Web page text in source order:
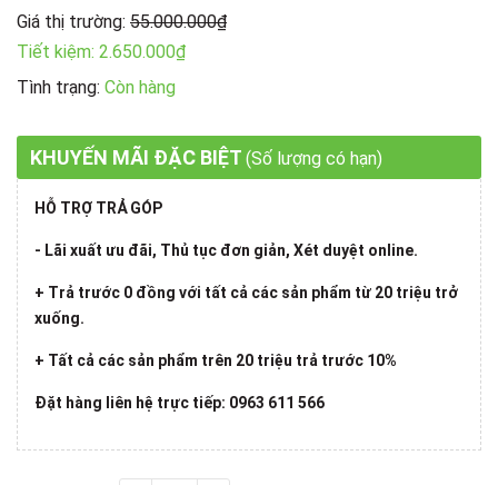
Giá thị trường: 55.000.000₫
Tiết kiệm: 2.650.000₫
Tình trạng: Còn hàng
KHUYẾN MÃI ĐẶC BIỆT (Số lượng có hạn)
HỖ TRỢ TRẢ GÓP
- Lãi xuất ưu đãi, Thủ tục đơn giản, Xét duyệt online.
+ Trả trước 0 đồng với tất cả các sản phẩm từ 20 triệu trở
xuống.
+ Tất cả các sản phẩm trên 20 triệu trả trước 10%
Đặt hàng liên hệ trực tiếp: 0963 611 566